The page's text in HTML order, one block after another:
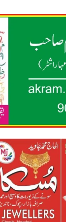
अप भी अपने न्यूज़